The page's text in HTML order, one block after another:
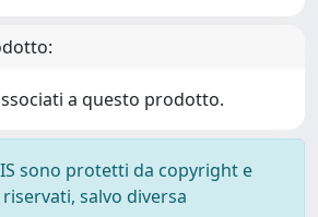
a questo prodotto.
sono protetti da copyright e
salvo diversa